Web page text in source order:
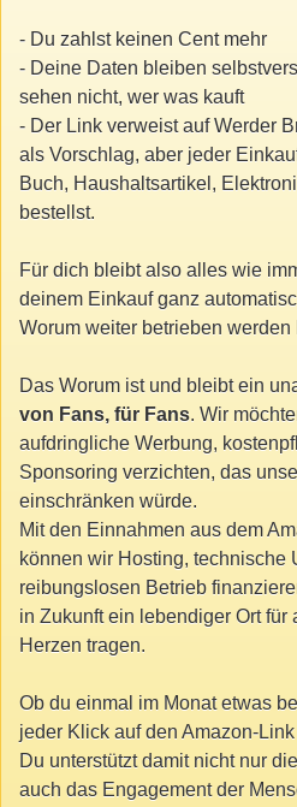
- Du zahlst keinen Cent mehr
- Deine Daten bleiben
sehen nicht, wer was kauft
- Der Link verweist auf Werder
als Vorschlag, aber jeder
Buch, Haushaltsartikel,
bestellst.
Für dich bleibt also alles wie
deinem Einkauf ganz
Worum weiter betrieben werden
Das Worum ist und bleibt ein
von Fans, für Fans. Wir
aufdringliche Werbung,
Sponsoring verzichten, das
einschränken würde.
Mit den Einnahmen aus dem
können wir Hosting, technische
reibungslosen Betrieb
in Zukunft ein lebendiger Ort für
Herzen tragen.
Ob du einmal im Monat etwas
jeder Klick auf den Amazon-
Du unterstützt damit nicht nur
auch das Engagement der